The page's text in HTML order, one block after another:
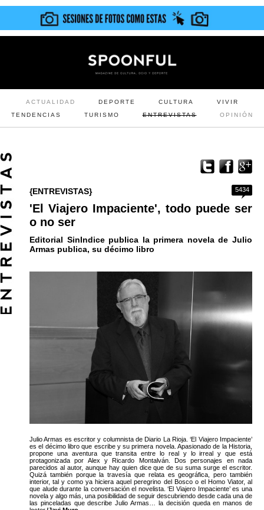
ACTUALIDAD DEPORTE CULTURA
VIVIR
TENDENCIAS
TURISMO ENTREVISTAS OPINIÓN
5434
{ENTREVISTAS}
'El Viajero Impaciente', todo puede ser
o no ser
Editorial SinIndice publica la primera novela de Julio
Armas publica, su décimo libro
Julio Armas es escritor y columnista de Diario La Rioja. ‘El Viajero Impaciente’
es el décimo libro que escribe y su primera novela. Apasionado de la Historia,
propone una aventura que transita entre lo real y lo irreal y que está
protagonizada por Alex y Ricardo Montalván. Dos personajes en nada
parecidos al autor, aunque hay quien dice que de su suma surge el escritor.
Quizá también porque la travesía que relata es geográfica, pero también
interior, tal y como ya hiciera aquel peregrino del Bosco o el Homo Viator, al
que alude durante la conversación el novelista. ‘El Viajero Impaciente’ es una
novela y algo más, una posibilidad de seguir descubriendo desde cada una de
las pinceladas que describe Julio Armas… la decisión queda en manos de